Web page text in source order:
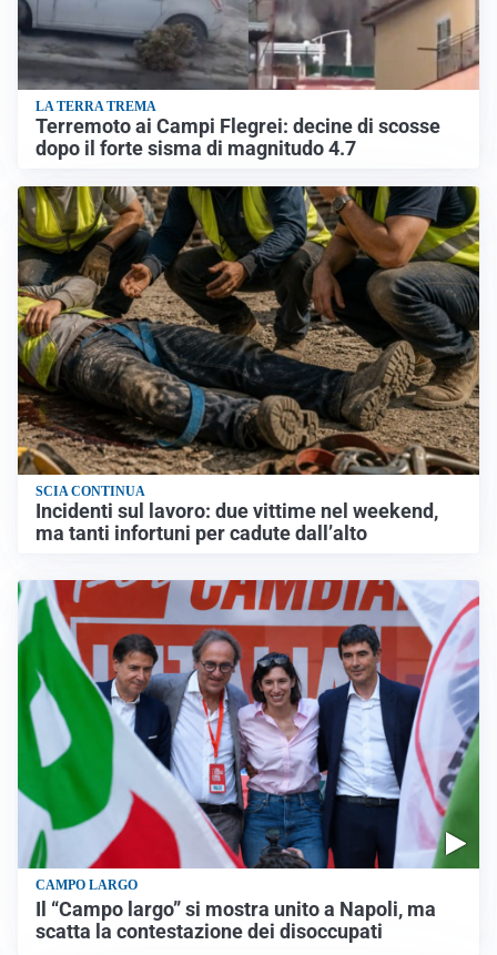
LA TERRA TREMA
Terremoto ai Campi Flegrei: decine di scosse
dopo il forte sisma di magnitudo 4.7
SCIA CONTINUA
Incidenti sul lavoro: due vittime nel weekend,
ma tanti infortuni per cadute dall’alto
CAMPO LARGO
Il “Campo largo” si mostra unito a Napoli, ma
scatta la contestazione dei disoccupati